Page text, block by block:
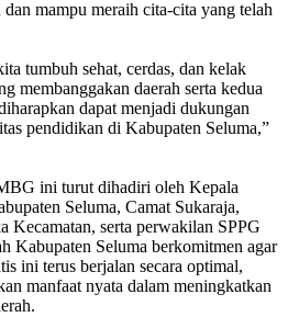
mampu meraih cita-cita yang telah
tumbuh sehat, cerdas, dan kelak
membanggakan daerah serta kedua
dapat menjadi dukungan
pendidikan di Kabupaten Seluma,”
ini turut dihadiri oleh Kepala
Seluma, Camat Sukaraja,
Kecamatan, serta perwakilan SPPG
Kabupaten Seluma berkomitmen agar
ini terus berjalan secara optimal,
manfaat nyata dalam meningkatkan